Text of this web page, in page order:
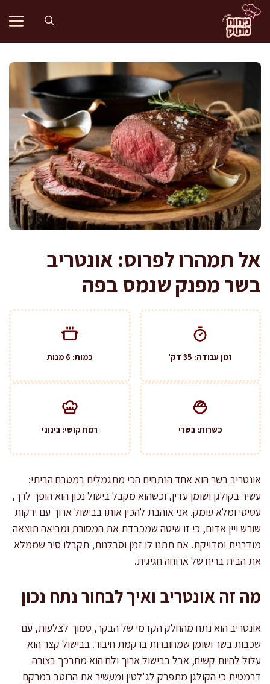
לדלג
לתוכן
אל תמהרו לפרוס: אונטריב
בשר מפנק שנמס בפה
זמן עבודה: 35 דק' כמות: 6 מנות
כשרות: בשרי רמת קושי: בינוני
אונטריב בשר הוא אחד הנתחים הכי מתגמלים במטבח הביתי:
עשיר בקולגן ושומן עדין, וכשהוא מקבל בישול נכון הוא הופך לרך,
עסיסי ומלא עומק. אני אוהבת להכין אותו בבישול ארוך עם ירקות
שורש ויין אדום, כי זו שיטה שמכבדת את המסורת ומביאה תוצאה
מודרנית ומדויקת. אם תתנו לו זמן וסבלנות, תקבלו סיר שממלא
את הבית בריח של ארוחה חגיגית.
מה זה אונטריב ואיך לבחור נתח נכון
אונטריב הוא נתח מהחלק הקדמי של הבקר, סמוך לצלעות, עם
שכבות בשר ושומן שמחוברות ברקמת חיבור. בבישול קצר הוא
עלול להיות קשיח, אבל בבישול ארוך ולח הוא מתרכך בצורה
דרמטית כי הקולגן מתפרק לג'לטין ומעשיר את הרוטב במרקם